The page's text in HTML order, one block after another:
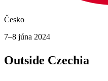
Česko
7–8 júna 2024
Outside Czechia